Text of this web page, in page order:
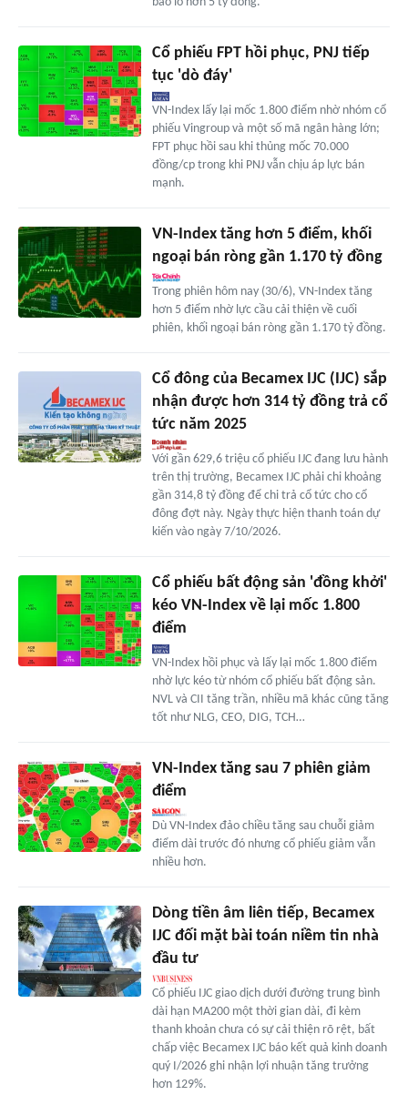
Cổ phiếu FPT hồi phục, PNJ tiếp
tục 'dò đáy'
VN-Index lấy lại mốc 1.800 điểm nhờ nhóm cổ
phiếu Vingroup và một số mã ngân hàng lớn;
FPT phục hồi sau khi thủng mốc 70.000
đồng/cp trong khi PNJ vẫn chịu áp lực bán
mạnh.
VN-Index tăng hơn 5 điểm, khối
ngoại bán ròng gần 1.170 tỷ đồng
Trong phiên hôm nay (30/6), VN-Index tăng
hơn 5 điểm nhờ lực cầu cải thiện về cuối
phiên, khối ngoại bán ròng gần 1.170 tỷ đồng.
Cổ đông của Becamex IJC (IJC) sắp
nhận được hơn 314 tỷ đồng trả cổ
tức năm 2025
Với gần 629,6 triệu cổ phiếu IJC đang lưu hành
trên thị trường, Becamex IJC phải chi khoảng
gần 314,8 tỷ đồng để chi trả cổ tức cho cổ
đông đợt này. Ngày thực hiện thanh toán dự
kiến vào ngày 7/10/2026.
Cổ phiếu bất động sản 'đồng khởi'
kéo VN-Index về lại mốc 1.800
điểm
VN-Index hồi phục và lấy lại mốc 1.800 điểm
nhờ lực kéo từ nhóm cổ phiếu bất động sản.
NVL và CII tăng trần, nhiều mã khác cũng tăng
tốt như NLG, CEO, DIG, TCH…
VN-Index tăng sau 7 phiên giảm
điểm
Dù VN-Index đảo chiều tăng sau chuỗi giảm
điểm dài trước đó nhưng cổ phiếu giảm vẫn
nhiều hơn.
Dòng tiền âm liên tiếp, Becamex
IJC đối mặt bài toán niềm tin nhà
đầu tư
Cổ phiếu IJC giao dịch dưới đường trung bình
dài hạn MA200 một thời gian dài, đi kèm
thanh khoản chưa có sự cải thiện rõ rệt, bất
chấp việc Becamex IJC báo kết quả kinh doanh
quý I/2026 ghi nhận lợi nhuận tăng trưởng
hơn 129%.